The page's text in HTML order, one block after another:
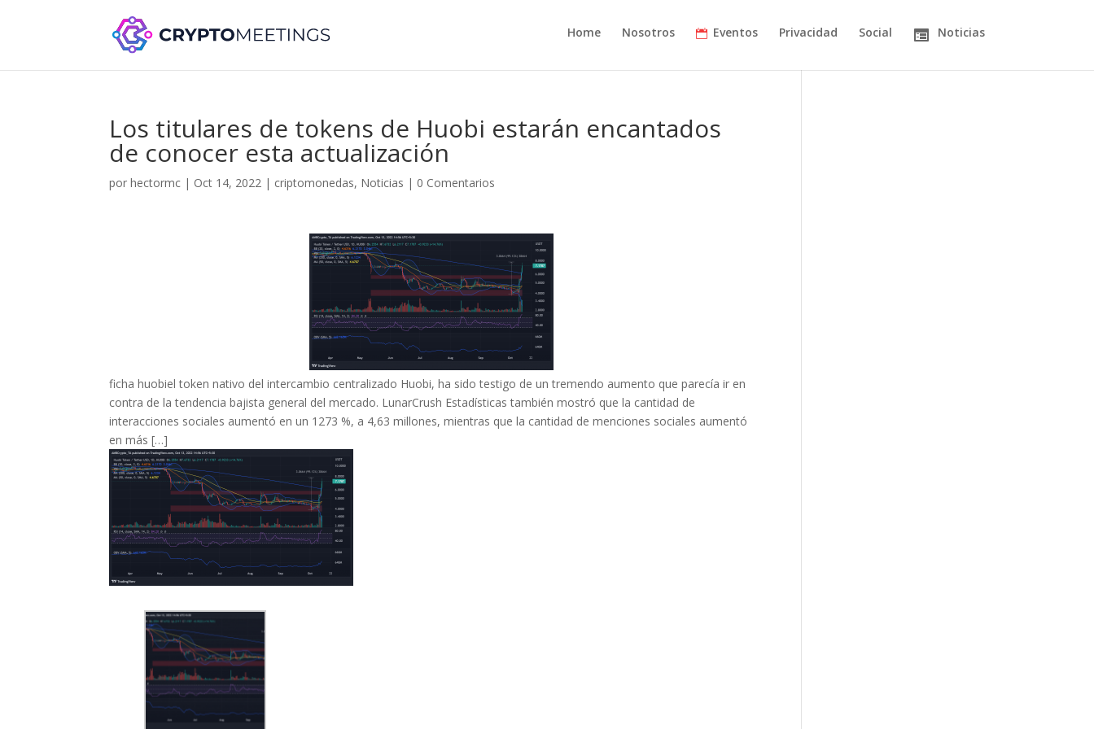
Home Nosotros Eventos Privacidad Social Noticias
Los titulares de tokens de Huobi estarán encantados
de conocer esta actualización
porhectormc | Oct 14, 2022 | criptomonedas, Noticias | 0 Comentarios
ficha huobiel token nativo del intercambio centralizado Huobi, ha sido testigo de un tremendo aumento que parecía ir en
contra de la tendencia bajista general del mercado. LunarCrush Estadísticas también mostró que la cantidad de
interacciones sociales aumentó en un 1273 %, a 4,63 millones, mientras que la cantidad de menciones sociales aumentó
en más […]